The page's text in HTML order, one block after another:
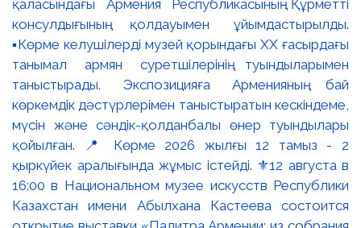
қаласындағы Армения Республикасының Құрметті
консулдығының қолдауымен ұйымдастырылды.
▪️Көрме келушілерді музей қорындағы ХХ ғасырдағы
танымал армян суретшілерінің туындыларымен
таныстырады. Экспозицияға Арменияның бай
көркемдік дәстүрлерімен таныстыратын кескіндеме,
мүсін және сәндік-қолданбалы өнер туындылары
қойылған. 📍 Көрме 2026 жылғы 12 тамыз - 2
қыркүйек аралығында жұмыс істейді. ⚜️12 августа в
16:00 в Национальном музее искусств Республики
Казахстан имени Абылхана Кастеева состоится